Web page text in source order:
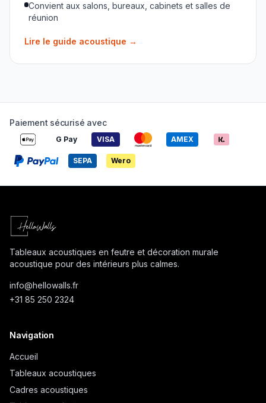
Convient aux salons, bureaux, cabinets et salles de
réunion
Lire le guide acoustique →
Paiement sécurisé avec
G Pay VISA AMEX
SEPA Wero
Tableaux acoustiques en feutre et décoration murale
acoustique pour des intérieurs plus calmes.
info@hellowalls.fr
+31 85 250 2324
Navigation
Accueil
Tableaux acoustiques
Cadres acoustiques